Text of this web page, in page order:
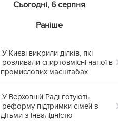
Сьогодні, 6 серпня
Раніше
У Києві викрили ділків, які
розливали спиртовмісні напої в
промислових масштабах
У Верховній Раді готують
реформу підтримки сімей з
дітьми з інвалідністю